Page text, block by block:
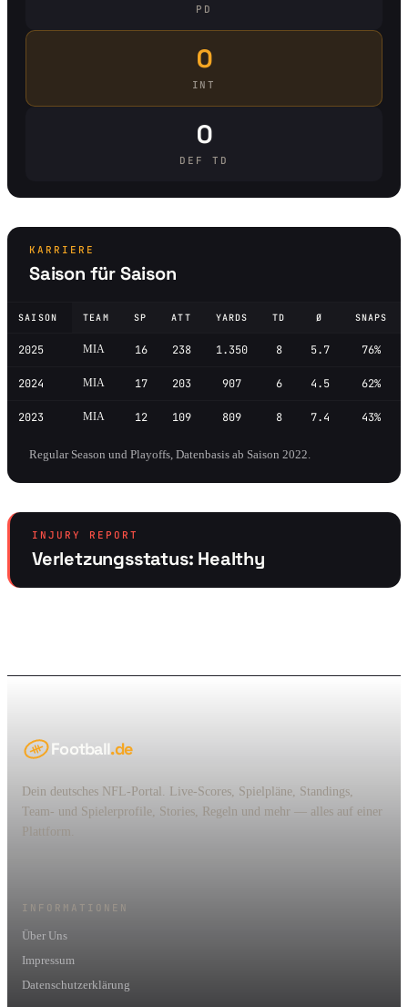
PD
0
INT
0
DEF TD
KARRIERE
Saison für Saison
SAISON TEAM SP ATT YARDS TD Ø SNAPS
2025 MIA 16 238 1.350 8 5.7 76%
2024 MIA 17 203 907 6 4.5 62%
2023 MIA 12 109 809 8 7.4 43%
Regular Season und Playoffs, Datenbasis ab Saison 2022.
INJURY REPORT
Verletzungsstatus: Healthy
Football.de
Dein deutsches NFL-Portal. Live-Scores, Spielpläne, Standings,
Team- und Spielerprofile, Stories, Regeln und mehr — alles auf einer
Plattform.
INFORMATIONEN
Über Uns
Impressum
Datenschutzerklärung